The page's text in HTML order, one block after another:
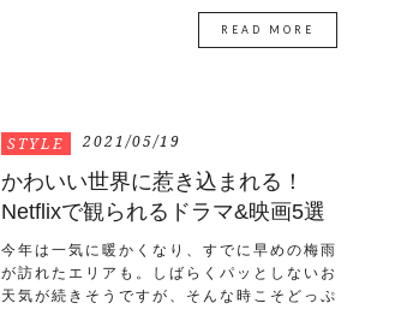
READ MORE
STYLE 2021/05/19
かわいい世界に惹き込まれる！
Netflixで観られるドラマ&映画5選
今年は一気に暖かくなり、すでに早めの梅雨
が訪れたエリアも。しばらくパッとしないお
天気が続きそうですが、そんな時こそどっぷ